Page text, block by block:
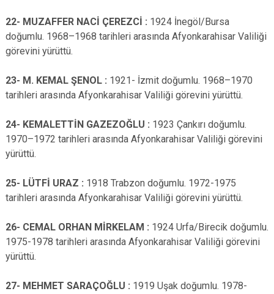
22- MUZAFFER NACİ ÇEREZCİ : 1924 İnegöl/Bursa
doğumlu. 1968–1968 tarihleri arasında Afyonkarahisar Valiliği
görevini yürüttü.
23- M. KEMAL ŞENOL : 1921- İzmit doğumlu. 1968–1970
tarihleri arasında Afyonkarahisar Valiliği görevini yürüttü.
24- KEMALETTİN GAZEZOĞLU : 1923 Çankırı doğumlu.
1970–1972 tarihleri arasında Afyonkarahisar Valiliği görevini
yürüttü.
25- LÜTFİ URAZ : 1918 Trabzon doğumlu. 1972-1975
tarihleri arasında Afyonkarahisar Valiliği görevini yürüttü.
26- CEMAL ORHAN MİRKELAM : 1924 Urfa/Birecik doğumlu.
1975-1978 tarihleri arasında Afyonkarahisar Valiliği görevini
yürüttü.
27- MEHMET SARAÇOĞLU : 1919 Uşak doğumlu. 1978-